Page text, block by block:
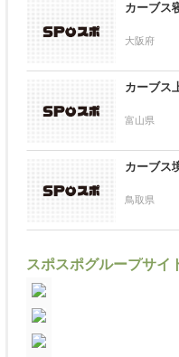
カーブス
大阪府
カーブス
富山県
カーブス
鳥取県
スポスポグループサイ